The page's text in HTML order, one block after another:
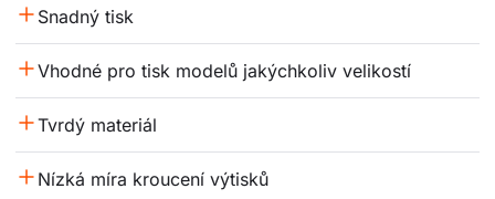
Snadný tisk
Vhodné pro tisk modelů jakýchkoliv velikostí
Tvrdý materiál
Nízká míra kroucení výtisků